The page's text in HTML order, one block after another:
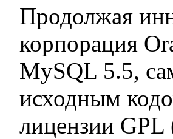
Продолжая
корпорация
MySQL 5.5,
исходным
лицензии